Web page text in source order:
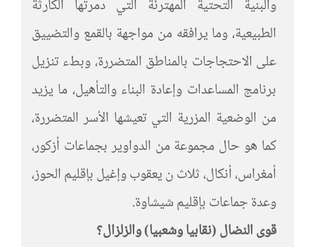
والبنية التحتية المهترئة التي دمرتها الكارثة
الطبيعية، وما يرافقه من مواجهة بالقمع والتضييق
على الاحتجاجات بالمناطق المتضررة، وبطء تنزيل
برنامج المساعدات وإعادة البناء والتأهيل، ما يزيد
من الوضعية المزرية التي تعيشها الأسر المتضررة،
كما هو حال مجموعة من الدواوير بجماعات أزكور،
أمغراس، أنكال، ثلاث ن يعقوب وإغيل بإقليم الحوز،
وعدة جماعات بإقليم شيشاوة.
قوى النضال (نقابيا وشعبيا) والزلزال؟